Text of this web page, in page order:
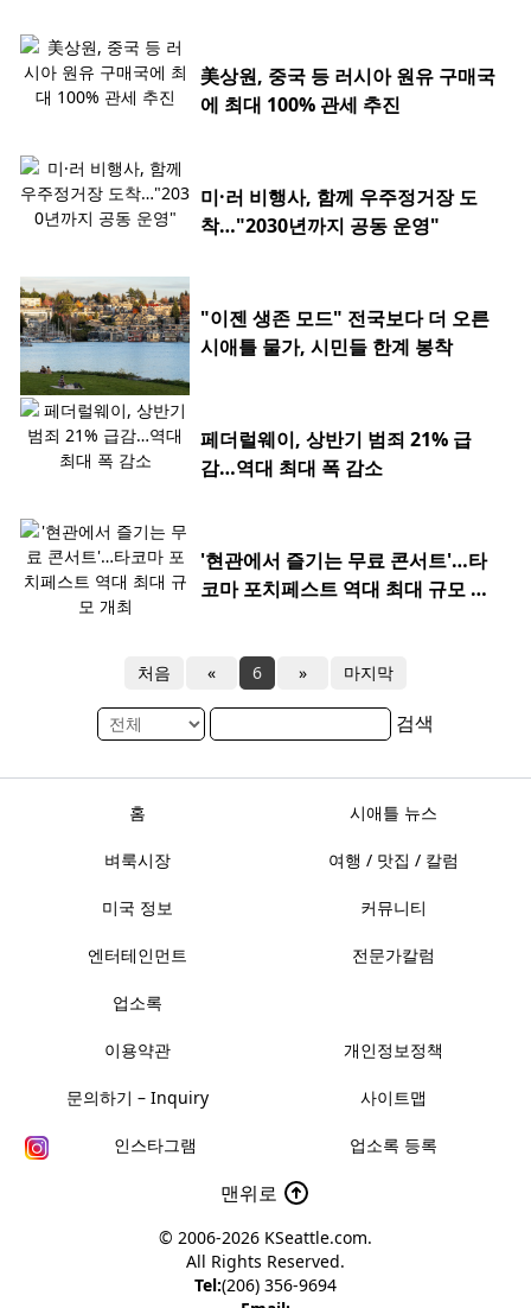
美상원, 중국 등 러시아 원유 구매국
에 최대 100% 관세 추진
미·러 비행사, 함께 우주정거장 도
착…"2030년까지 공동 운영"
"이젠 생존 모드" 전국보다 더 오른
시애틀 물가, 시민들 한계 봉착
페더럴웨이, 상반기 범죄 21% 급
감…역대 최대 폭 감소
'현관에서 즐기는 무료 콘서트'…타
코마 포치페스트 역대 최대 규모 개
처음 « 6 » 마지막
검색
홈 시애틀 뉴스
벼룩시장 여행 / 맛집 / 칼럼
미국 정보 커뮤니티
엔터테인먼트 전문가칼럼
업소록
이용약관 개인정보정책
문의하기 – Inquiry 사이트맵
인스타그램 업소록 등록
맨위로
© 2006-2026 KSeattle.com.
All Rights Reserved.
Tel:(206) 356-9694